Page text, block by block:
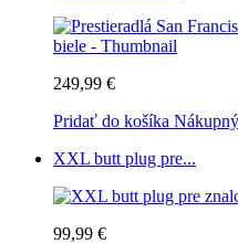
249,99 €
Pridať do košíka
XXL butt plug pre...
99,99 €